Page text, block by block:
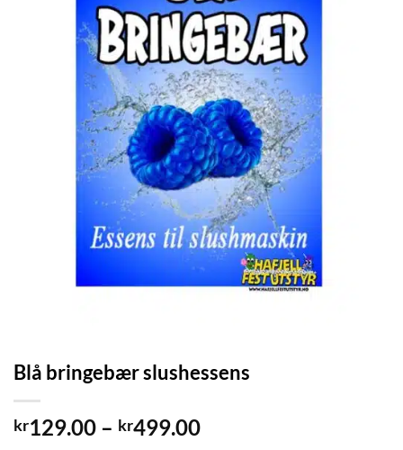
Blå bringebær slushessens
kr129.00 – kr499.00Prisområde: